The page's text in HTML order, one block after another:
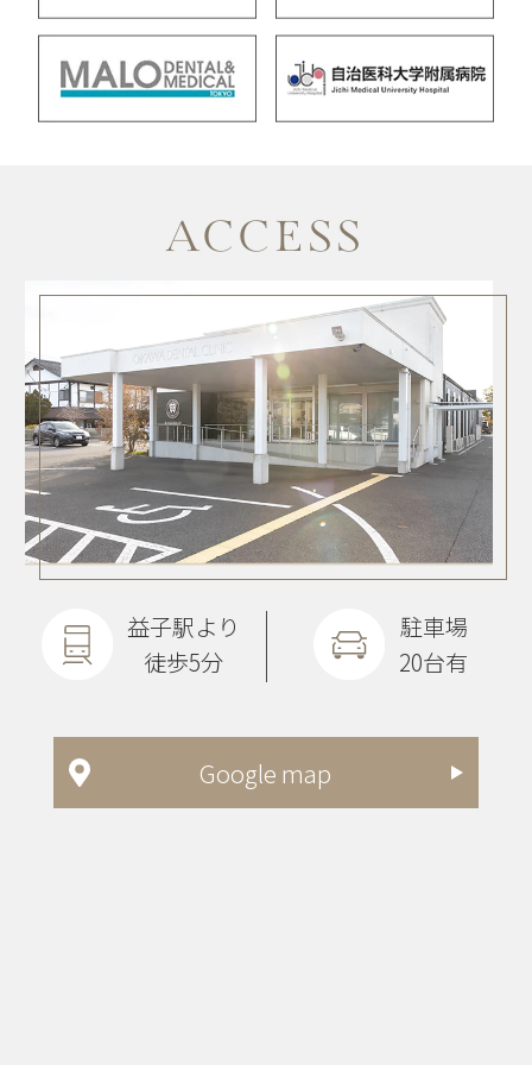
Google map
ACCESS
益子駅より
徒歩5分
駐車場
20台有